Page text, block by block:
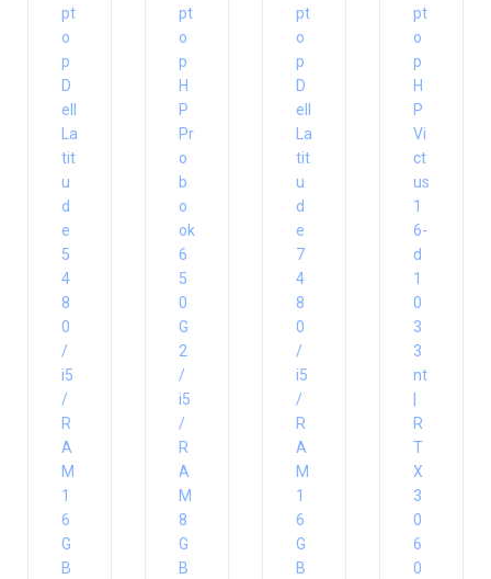
pt
o
p
D
ell
La
tit
u
d
e
5
4
8
0
/
i5
/
R
A
M
1
6
G
B
pt
o
p
H
P
Pr
o
b
o
ok
6
5
0
G
2
/
i5
/
R
A
M
8
G
B
pt
o
p
D
ell
La
tit
u
d
e
7
4
8
0
/
i5
/
R
A
M
1
6
G
B
pt
o
p
H
P
Vi
ct
us
1
6-
d
1
0
3
3
nt
R
T
X
3
0
6
0